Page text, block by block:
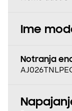
Ime
Notranja